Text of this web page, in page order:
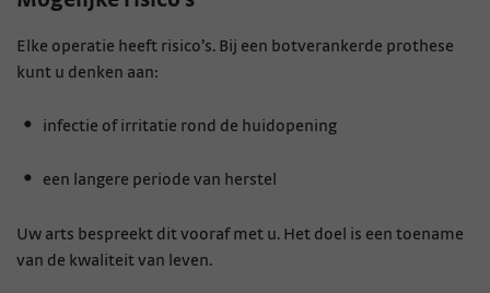
Elke operatie heeft risico’s. Bij een botverankerde prothese
kunt u denken aan:
infectie of irritatie rond de huidopening
een langere periode van herstel
Uw arts bespreekt dit vooraf met u. Het doel is een toename
van de kwaliteit van leven.